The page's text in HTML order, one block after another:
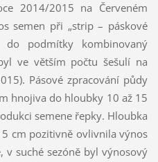
2014/2015 na Červeném
semen při „strip – páskové
do podmítky kombinovaný
ve větším počtu šešulí na
Pásové zpracování půdy
hnojiva do hloubky 10 až 15
semene řepky. Hloubka
cm pozitivně ovlivnila výnos
v suché sezóně byl výnosový